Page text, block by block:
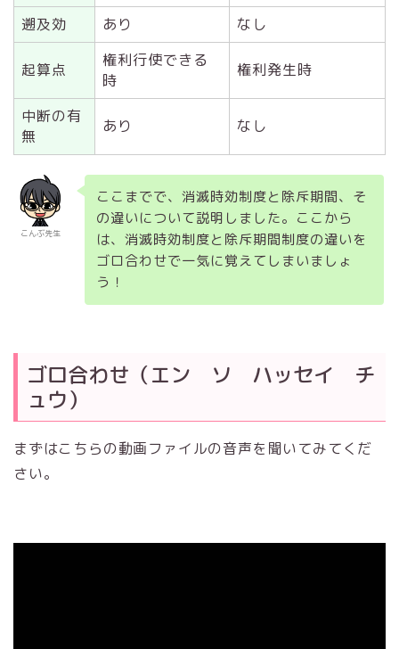
遡及効
あり なし
起算点
権利行使できる
時
権利発生時
中断の有
無
あり なし
こんぶ先生
ここまでで、消滅時効制度と除斥期間、そ
の違いについて説明しました。ここから
は、消滅時効制度と除斥期間制度の違いを
ゴロ合わせで一気に覚えてしまいましょ
う！
ゴロ合わせ（エン ソ ハッセイ チ
ュウ）
まずはこちらの動画ファイルの音声を聞いてみてくだ
さい。